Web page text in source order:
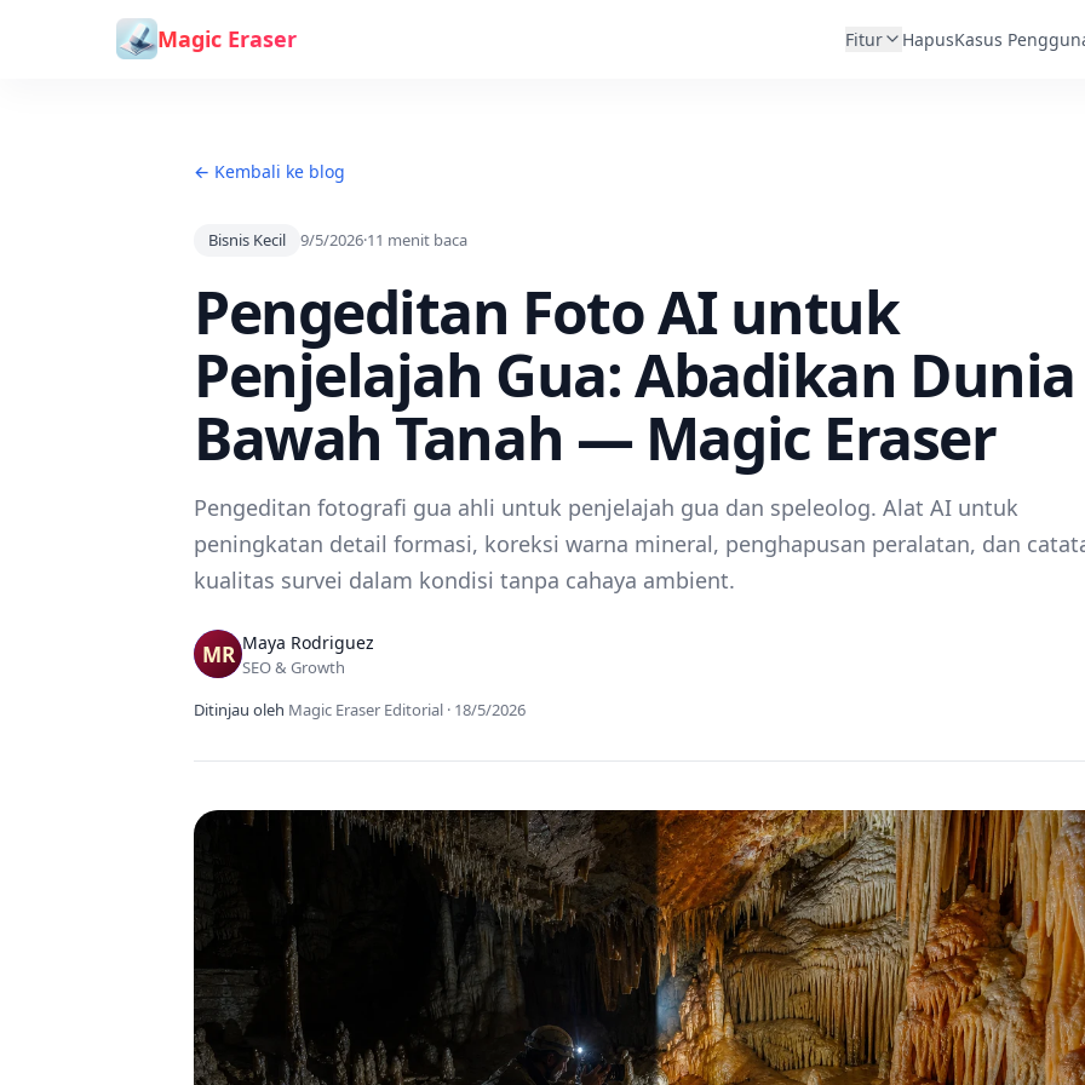
Lewati ke konten
Magic Eraser Fitur HapusKasus
← Kembali ke blog
Bisnis Kecil 9/5/2026·11 menit baca
Pengeditan Foto AI untuk
Penjelajah Gua: Abadikan Dunia
Bawah Tanah — Magic Eraser
Pengeditan fotografi gua ahli untuk penjelajah gua dan speleolog. Alat AI untuk
peningkatan detail formasi, koreksi warna mineral, penghapusan peralatan, dan
kualitas survei dalam kondisi tanpa cahaya ambient.
Maya Rodriguez
SEO & Growth
Ditinjau oleh Magic Eraser Editorial · 18/5/2026